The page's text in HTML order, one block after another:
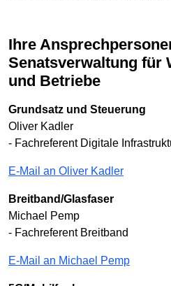
Ihre Ansprechpersonen bei der
Senatsverwaltung für
und Betriebe
Grundsatz und Steuerung
Oliver Kadler
- Fachreferent Digitale
E-Mail an Oliver Kadler
Breitband/Glasfaser
Michael Pemp
- Fachreferent Breitband
E-Mail an Michael Pemp